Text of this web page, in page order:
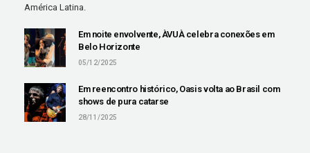
América Latina.
Em noite envolvente, ÀVUÀ celebra conexões em
Belo Horizonte
05/12/2025
Em reencontro histórico, Oasis volta ao Brasil com
shows de pura catarse
28/11/2025